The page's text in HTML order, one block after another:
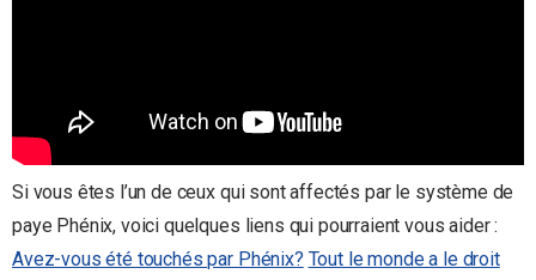
Si vous êtes l’un de ceux qui sont affectés par le système de
paye Phénix, voici quelques liens qui pourraient vous aider :
Avez-vous été touchés par Phénix? Tout le monde a le droit